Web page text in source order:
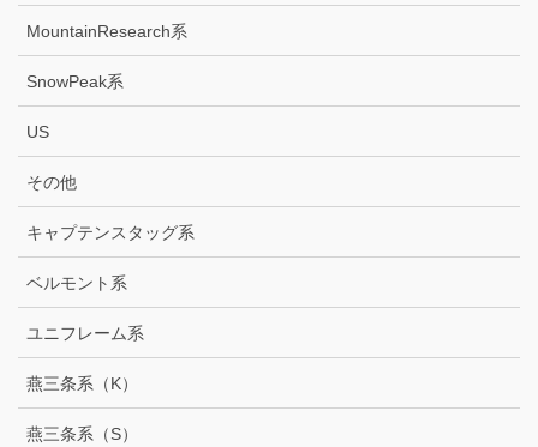
MountainResearch系
SnowPeak系
US
その他
キャプテンスタッグ系
ベルモント系
ユニフレーム系
燕三条系（K）
燕三条系（S）